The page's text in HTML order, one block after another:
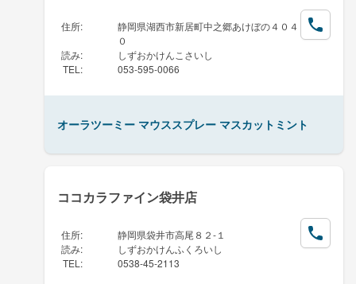
住所:
静岡県湖西市新居町中之郷あけぼの４０４
０
読み:
しずおかけんこさいし
TEL : 053-595-0066
オーラツーミー マウススプレー マスカットミント
ココカラファイン袋井店
住所:
静岡県袋井市高尾８２-１
読み:
しずおかけんふくろいし
TEL : 0538-45-2113